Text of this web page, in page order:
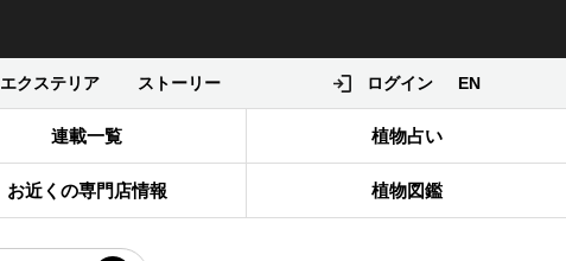
エクステリア ストーリー ログイン EN
連載一覧 植物占い
お近くの専門店情報 植物図鑑